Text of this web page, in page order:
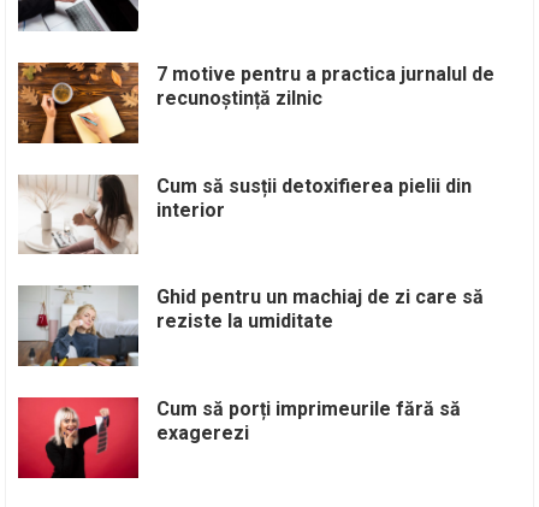
7 motive pentru a practica jurnalul de
recunoștință zilnic
Cum să susții detoxifierea pielii din
interior
Ghid pentru un machiaj de zi care să
reziste la umiditate
Cum să porți imprimeurile fără să
exagerezi